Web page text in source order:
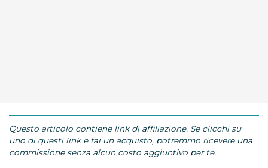
Questo articolo contiene link di affiliazione. Se clicchi su
uno di questi link e fai un acquisto, potremmo ricevere una
commissione senza alcun costo aggiuntivo per te.